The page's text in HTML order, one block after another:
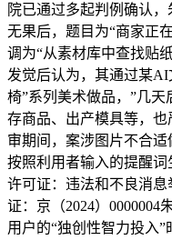
院已通过多起判例确认
无果后，题目为“商家正
调为“从素材库中查找贴
发觉后认为，其通过某
椅”系列美术做品，”几
存商品、出产模具等，
审期间，案涉图片不合
按照利用者输入的提醒
许可证：违法和不良消
证：京（2024）0000004
用户的“独创性智力投入